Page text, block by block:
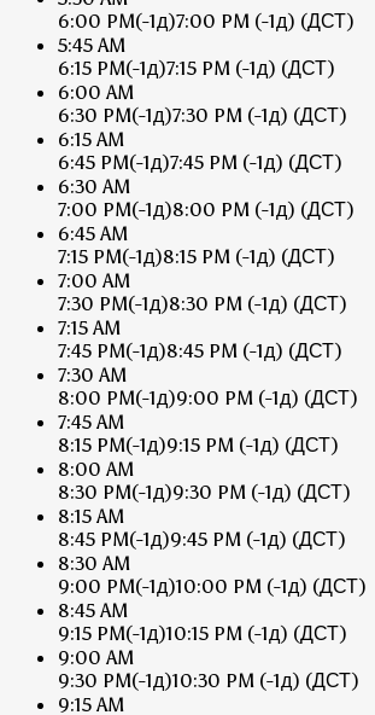
6:00 PM(-1д)7:00 PM (-1д) (ДСТ)
5:45 AM
6:15 PM(-1д)7:15 PM (-1д) (ДСТ)
6:00 AM
6:30 PM(-1д)7:30 PM (-1д) (ДСТ)
6:15 AM
6:45 PM(-1д)7:45 PM (-1д) (ДСТ)
6:30 AM
7:00 PM(-1д)8:00 PM (-1д) (ДСТ)
6:45 AM
7:15 PM(-1д)8:15 PM (-1д) (ДСТ)
7:00 AM
7:30 PM(-1д)8:30 PM (-1д) (ДСТ)
7:15 AM
7:45 PM(-1д)8:45 PM (-1д) (ДСТ)
7:30 AM
8:00 PM(-1д)9:00 PM (-1д) (ДСТ)
7:45 AM
8:15 PM(-1д)9:15 PM (-1д) (ДСТ)
8:00 AM
8:30 PM(-1д)9:30 PM (-1д) (ДСТ)
8:15 AM
8:45 PM(-1д)9:45 PM (-1д) (ДСТ)
8:30 AM
9:00 PM(-1д)10:00 PM (-1д) (ДСТ)
8:45 AM
9:15 PM(-1д)10:15 PM (-1д) (ДСТ)
9:00 AM
9:30 PM(-1д)10:30 PM (-1д) (ДСТ)
9:15 AM